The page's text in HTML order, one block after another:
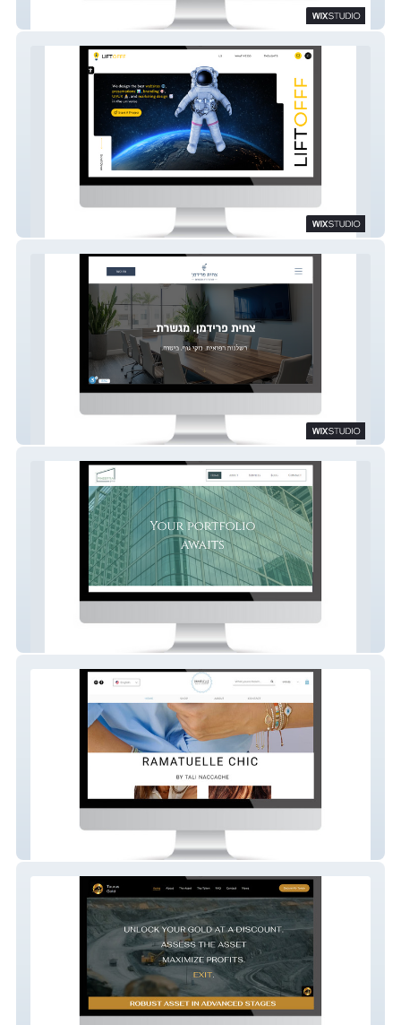
LawMate AI - Tech and Legal
LIFTOFFF Design Agency | Artist Portfolio |
Tsahit Friedman Law | WIX STUDIO
Finestra Group - Luxury Real Estate
Ramatuelle Chic - Luxury eCommerce